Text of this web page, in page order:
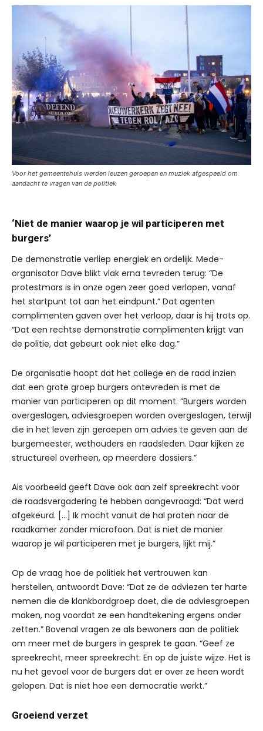
Voor het gemeentehuis werden leuzen geroepen en muziek afgespeeld om
aandacht te vragen van de politiek
‘Niet de manier waarop je wil participeren met
burgers’
De demonstratie verliep energiek en ordelijk. Mede-
organisator Dave blikt vlak erna tevreden terug: “De
protestmars is in onze ogen zeer goed verlopen, vanaf
het startpunt tot aan het eindpunt.” Dat agenten
complimenten gaven over het verloop, daar is hij trots op.
“Dat een rechtse demonstratie complimenten krijgt van
de politie, dat gebeurt ook niet elke dag.”
De organisatie hoopt dat het college en de raad inzien
dat een grote groep burgers ontevreden is met de
manier van participeren op dit moment. “Burgers worden
overgeslagen, adviesgroepen worden overgeslagen, terwijl
die in het leven zijn geroepen om advies te geven aan de
burgemeester, wethouders en raadsleden. Daar kijken ze
structureel overheen, op meerdere dossiers.”
Als voorbeeld geeft Dave ook aan zelf spreekrecht voor
de raadsvergadering te hebben aangevraagd: “Dat werd
afgekeurd. […] Ik mocht vanuit de hal praten naar de
raadkamer zonder microfoon. Dat is niet de manier
waarop je wil participeren met je burgers, lijkt mij.”
Op de vraag hoe de politiek het vertrouwen kan
herstellen, antwoordt Dave: “Dat ze de adviezen ter harte
nemen die de klankbordgroep doet, die de adviesgroepen
maken, nog voordat ze een handtekening ergens onder
zetten.” Bovenal vragen ze als bewoners aan de politiek
om meer met de burgers in gesprek te gaan. “Geef ze
spreekrecht, meer spreekrecht. En op de juiste wijze. Het is
nu het gevoel voor de burgers dat er over ze heen wordt
gelopen. Dat is niet hoe een democratie werkt.”
Groeiend verzet